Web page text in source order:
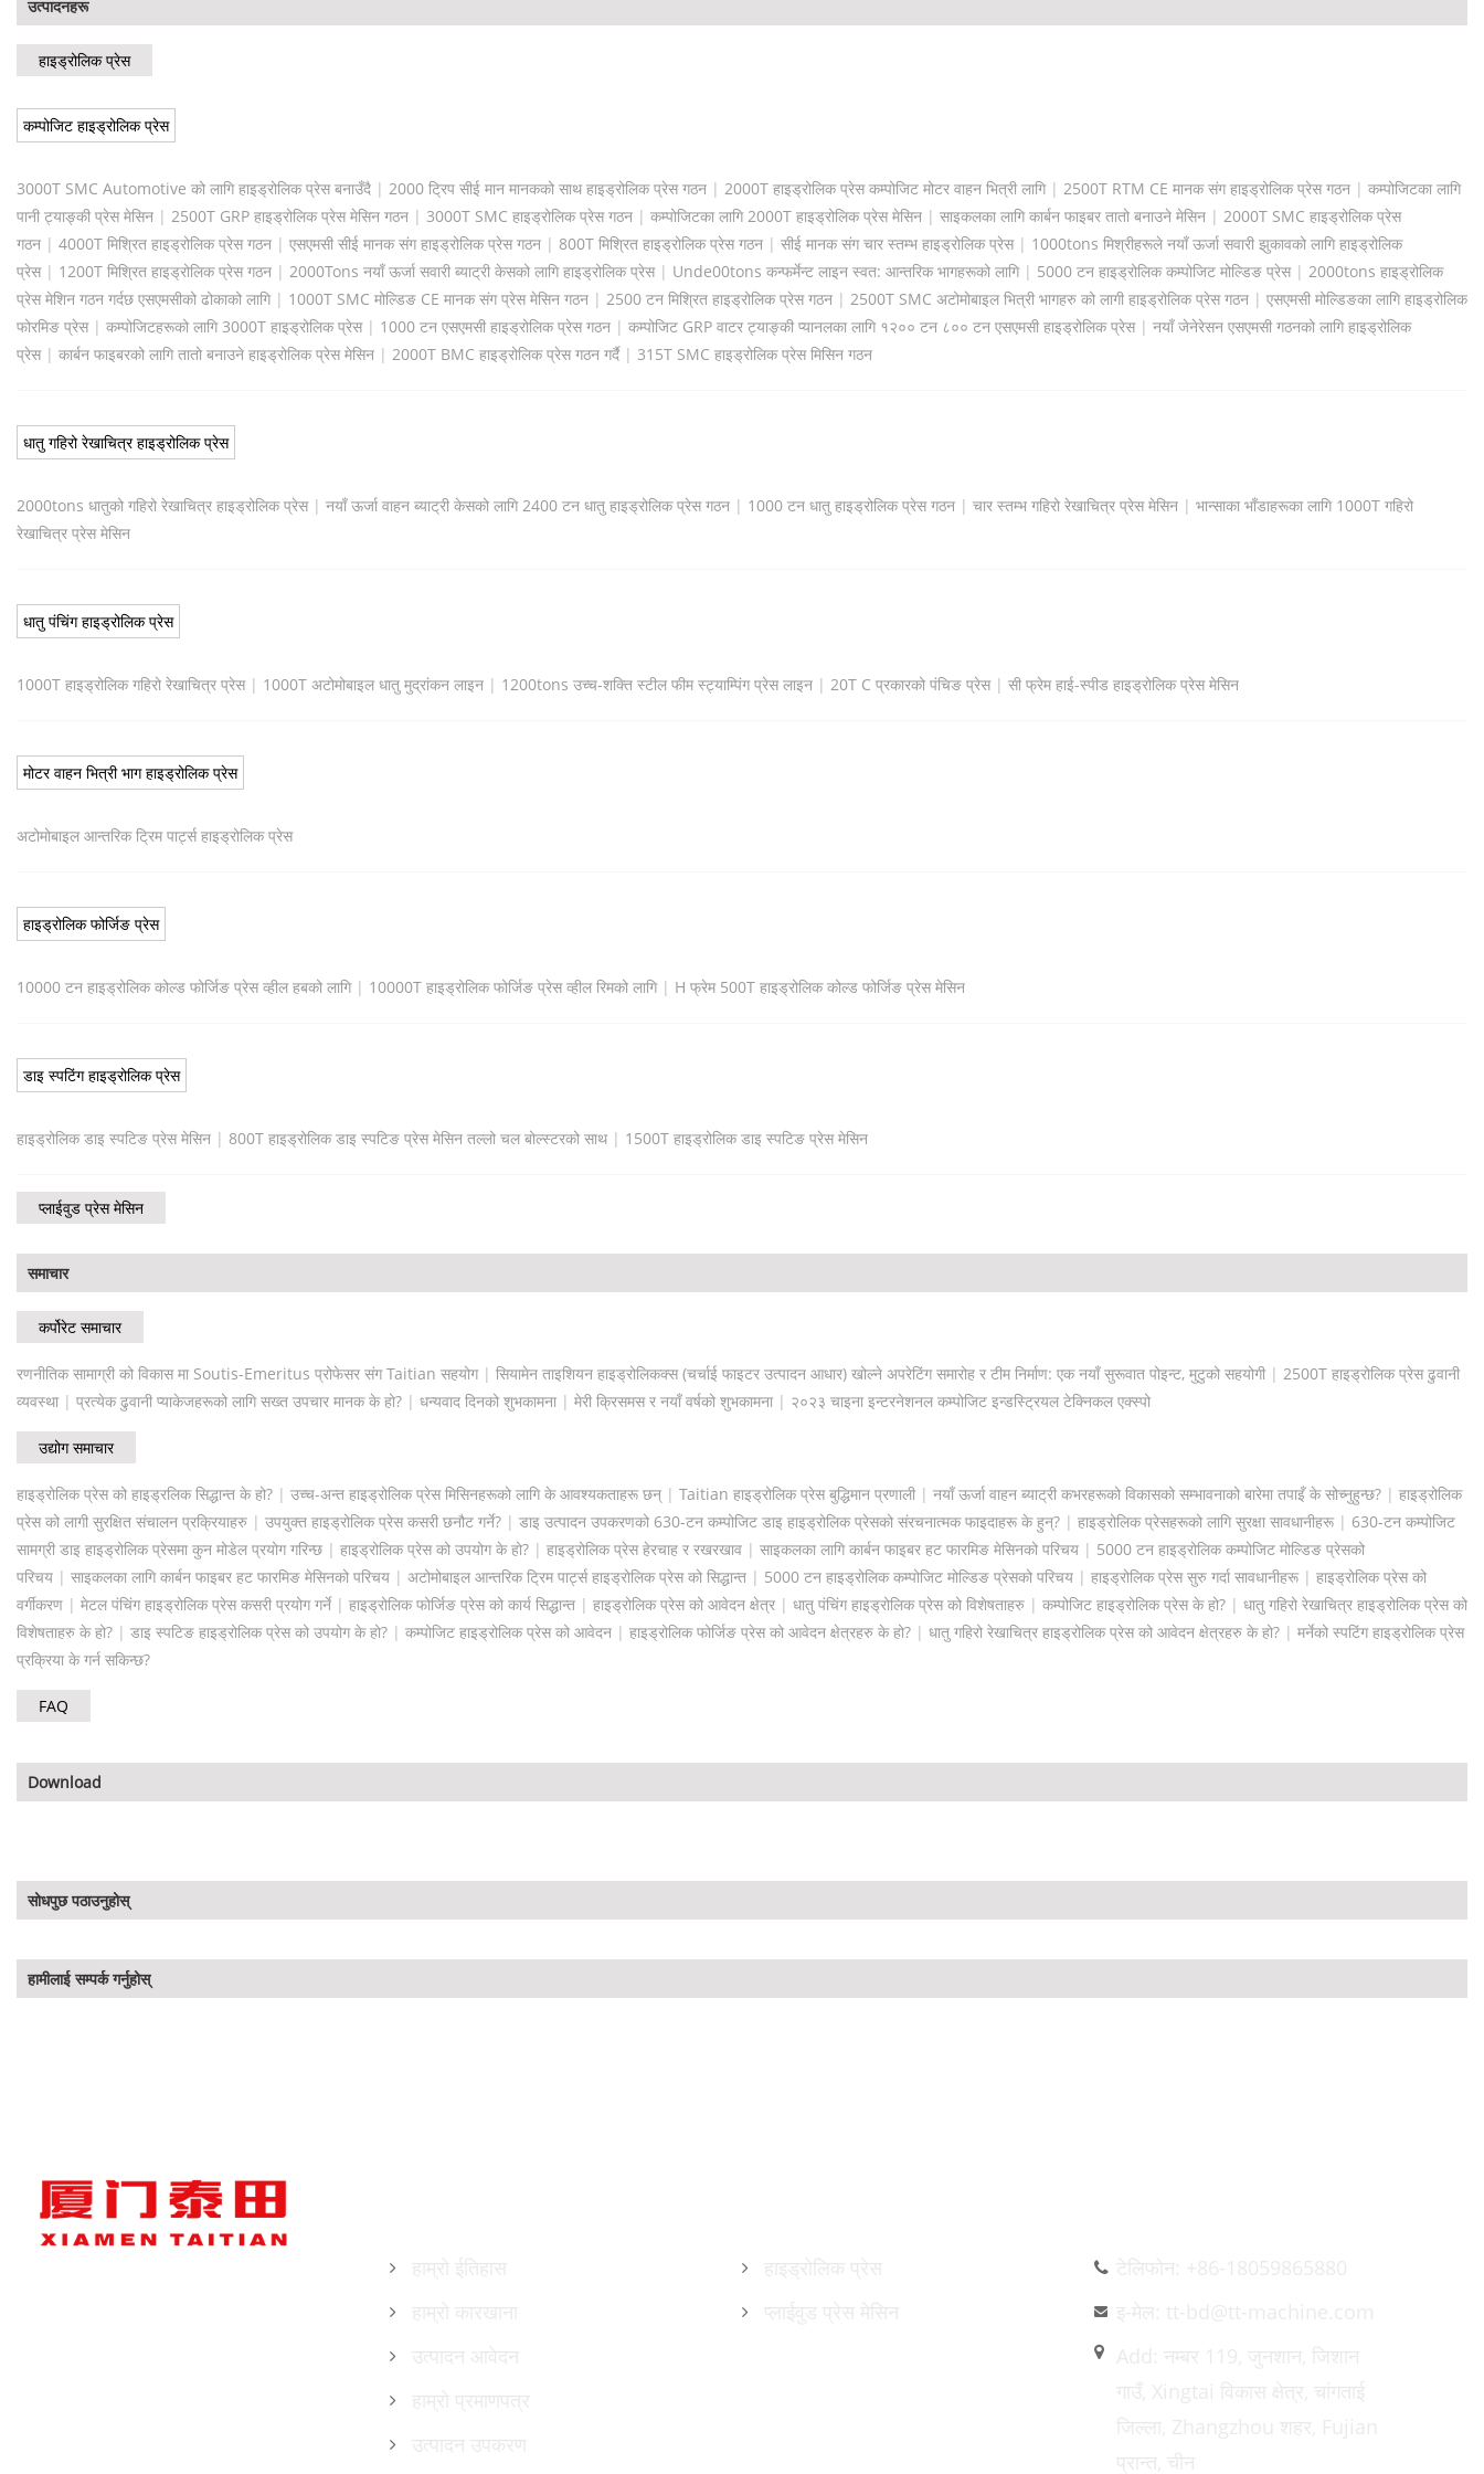
उत्पादनहरू
हाइड्रोलिक प्रेस
कम्पोजिट हाइड्रोलिक प्रेस
3000T SMC Automotive को लागि हाइड्रोलिक प्रेस बनाउँदै | 2000 ट्रिप सीई मान मानकको साथ हाइड्रोलिक प्रेस गठन | 2000T हाइड्रोलिक प्रेस कम्पोजिट मोटर वाहन भित्री लागि| 2500T RTM CE मानक संग हाइड्रोलिक प्रेस गठन | कम्पोजिटका लागि
पानी ट्याङ्की प्रेस मेसिन | 2500T GRP हाइड्रोलिक प्रेस मेसिन गठन | 3000T SMC हाइड्रोलिक प्रेस गठन | कम्पोजिटका लागि 2000T हाइड्रोलिक प्रेस मेसिन | साइकलका लागि कार्बन फाइबर तातो बनाउने मेसिन | 2000T SMC हाइड्रोलिक प्रेस
गठन | 4000T मिश्रित हाइड्रोलिक प्रेस गठन | एसएमसी सीई मानक संग हाइड्रोलिक प्रेस गठन | 800T मिश्रित हाइड्रोलिक प्रेस गठन | सीई मानक संग चार स्तम्भ हाइड्रोलिक प्रेस| 1000tons मिश्रीहरूले नयाँ ऊर्जा सवारी झुकावको लागि हाइड्रोलिक
प्रेस| 1200T मिश्रित हाइड्रोलिक प्रेस गठन | 2000Tons नयाँ ऊर्जा सवारी ब्याट्री केसको लागि हाइड्रोलिक प्रेस| Unde00tons कन्फर्मेन्ट लाइन स्वत: आन्तरिक भागहरूको लागि| 5000 टन हाइड्रोलिक कम्पोजिट मोल्डिङ प्रेस| 2000tons हाइड्रोलिक
प्रेस मेशिन गठन गर्दछ एसएमसीको ढोकाको लागि| 1000T SMC मोल्डिङ CE मानक संग प्रेस मेसिन गठन | 2500 टन मिश्रित हाइड्रोलिक प्रेस गठन | 2500T SMC अटोमोबाइल भित्री भागहरु को लागी हाइड्रोलिक प्रेस गठन | एसएमसी मोल्डिङका लागि हाइड्रोलिक
फोरमिङ प्रेस| कम्पोजिटहरूको लागि 3000T हाइड्रोलिक प्रेस| 1000 टन एसएमसी हाइड्रोलिक प्रेस गठन | कम्पोजिट GRP वाटर ट्याङ्की प्यानलका लागि १२०० टन ८०० टन एसएमसी हाइड्रोलिक प्रेस| नयाँ जेनेरेसन एसएमसी गठनको लागि हाइड्रोलिक
प्रेस| कार्बन फाइबरको लागि तातो बनाउने हाइड्रोलिक प्रेस मेसिन | 2000T BMC हाइड्रोलिक प्रेस गठन गर्दै| 315T SMC हाइड्रोलिक प्रेस मिसिन गठन
धातु गहिरो रेखाचित्र हाइड्रोलिक प्रेस
2000tons धातुको गहिरो रेखाचित्र हाइड्रोलिक प्रेस| नयाँ ऊर्जा वाहन ब्याट्री केसको लागि 2400 टन धातु हाइड्रोलिक प्रेस गठन | 1000 टन धातु हाइड्रोलिक प्रेस गठन | चार स्तम्भ गहिरो रेखाचित्र प्रेस मेसिन | भान्साका भाँडाहरूका लागि 1000T गहिरो
रेखाचित्र प्रेस मेसिन
धातु पंचिंग हाइड्रोलिक प्रेस
1000T हाइड्रोलिक गहिरो रेखाचित्र प्रेस| 1000T अटोमोबाइल धातु मुद्रांकन लाइन | 1200tons उच्च-शक्ति स्टील फीम स्ट्याम्पिंग प्रेस लाइन | 20T C प्रकारको पंचिङ प्रेस| सी फ्रेम हाई-स्पीड हाइड्रोलिक प्रेस मेसिन
मोटर वाहन भित्री भाग हाइड्रोलिक प्रेस
अटोमोबाइल आन्तरिक ट्रिम पार्ट्स हाइड्रोलिक प्रेस
हाइड्रोलिक फोर्जिङ प्रेस
10000 टन हाइड्रोलिक कोल्ड फोर्जिङ प्रेस व्हील हबको लागि| 10000T हाइड्रोलिक फोर्जिङ प्रेस व्हील रिमको लागि| H फ्रेम 500T हाइड्रोलिक कोल्ड फोर्जिङ प्रेस मेसिन
डाइ स्पटिंग हाइड्रोलिक प्रेस
हाइड्रोलिक डाइ स्पटिङ प्रेस मेसिन | 800T हाइड्रोलिक डाइ स्पटिङ प्रेस मेसिन तल्लो चल बोल्स्टरको साथ | 1500T हाइड्रोलिक डाइ स्पटिङ प्रेस मेसिन
प्लाईवुड प्रेस मेसिन
समाचार
कर्पोरेट समाचार
रणनीतिक सामाग्री को विकास मा Soutis-Emeritus प्रोफेसर संग Taitian सहयोग| सियामेन ताइशियन हाइड्रोलिकक्स (चर्चाई फाइटर उत्पादन आधार) खोल्ने अपरेटिंग समारोह र टीम निर्माण: एक नयाँ सुरूवात पोइन्ट, मुटुको सहयोगी | 2500T हाइड्रोलिक प्रेस ढुवानी
व्यवस्था | प्रत्येक ढुवानी प्याकेजहरूको लागि सख्त उपचार मानक के हो? | धन्यवाद दिनको शुभकामना | मेरी क्रिसमस र नयाँ वर्षको शुभकामना | २०२३ चाइना इन्टरनेशनल कम्पोजिट इन्डस्ट्रियल टेक्निकल एक्स्पो
उद्योग समाचार
हाइड्रोलिक प्रेस को हाइड्रलिक सिद्धान्त के हो? | उच्च-अन्त हाइड्रोलिक प्रेस मिसिनहरूको लागि के आवश्यकताहरू छन् | Taitian हाइड्रोलिक प्रेस बुद्धिमान प्रणाली | नयाँ ऊर्जा वाहन ब्याट्री कभरहरूको विकासको सम्भावनाको बारेमा तपाइँ के सोच्नुहुन्छ? | हाइड्रोलिक
प्रेस को लागी सुरक्षित संचालन प्रक्रियाहरु | उपयुक्त हाइड्रोलिक प्रेस कसरी छनौट गर्ने? | डाइ उत्पादन उपकरणको 630-टन कम्पोजिट डाइ हाइड्रोलिक प्रेसको संरचनात्मक फाइदाहरू के हुन्? | हाइड्रोलिक प्रेसहरूको लागि सुरक्षा सावधानीहरू | 630-टन कम्पोजिट
सामग्री डाइ हाइड्रोलिक प्रेसमा कुन मोडेल प्रयोग गरिन्छ | हाइड्रोलिक प्रेस को उपयोग के हो? | हाइड्रोलिक प्रेस हेरचाह र रखरखाव | साइकलका लागि कार्बन फाइबर हट फारमिङ मेसिनको परिचय | 5000 टन हाइड्रोलिक कम्पोजिट मोल्डिङ प्रेसको
परिचय | साइकलका लागि कार्बन फाइबर हट फारमिङ मेसिनको परिचय | अटोमोबाइल आन्तरिक ट्रिम पार्ट्स हाइड्रोलिक प्रेस को सिद्धान्त | 5000 टन हाइड्रोलिक कम्पोजिट मोल्डिङ प्रेसको परिचय | हाइड्रोलिक प्रेस सुरु गर्दा सावधानीहरू | हाइड्रोलिक प्रेस को
वर्गीकरण | मेटल पंचिंग हाइड्रोलिक प्रेस कसरी प्रयोग गर्ने| हाइड्रोलिक फोर्जिङ प्रेस को कार्य सिद्धान्त | हाइड्रोलिक प्रेस को आवेदन क्षेत्र | धातु पंचिंग हाइड्रोलिक प्रेस को विशेषताहरु | कम्पोजिट हाइड्रोलिक प्रेस के हो? | धातु गहिरो रेखाचित्र हाइड्रोलिक प्रेस को
विशेषताहरु के हो? | डाइ स्पटिङ हाइड्रोलिक प्रेस को उपयोग के हो? | कम्पोजिट हाइड्रोलिक प्रेस को आवेदन | हाइड्रोलिक फोर्जिङ प्रेस को आवेदन क्षेत्रहरु के हो? | धातु गहिरो रेखाचित्र हाइड्रोलिक प्रेस को आवेदन क्षेत्रहरु के हो? | मर्नेको स्पटिंग हाइड्रोलिक प्रेस
प्रक्रिया के गर्न सकिन्छ?
FAQ
Download
सोधपुछ पठाउनुहोस्
हामीलाई सम्पर्क गर्नुहोस्
हाम्रो ईतिहास
हाम्रो कारखाना
उत्पादन आवेदन
हाम्रो प्रमाणपत्र
उत्पादन उपकरण
हाइड्रोलिक प्रेस
प्लाईवुड प्रेस मेसिन
टेलिफोन: +86-18059865880
इ-मेल: tt-bd@tt-machine.com
Add: नम्बर 119, जुनशान, जिशान
गाउँ, Xingtai विकास क्षेत्र, चांगताई
जिल्ला, Zhangzhou शहर, Fujian
प्रान्त, चीन